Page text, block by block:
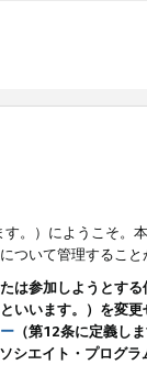
す。）にようこそ。
ついて管理すること
は参加しようとす
います。）を変更
（第12条に定義し
シエイト・プログ